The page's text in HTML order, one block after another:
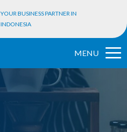
YOUR BUSINESS PARTNER IN
INDONESIA
MENU